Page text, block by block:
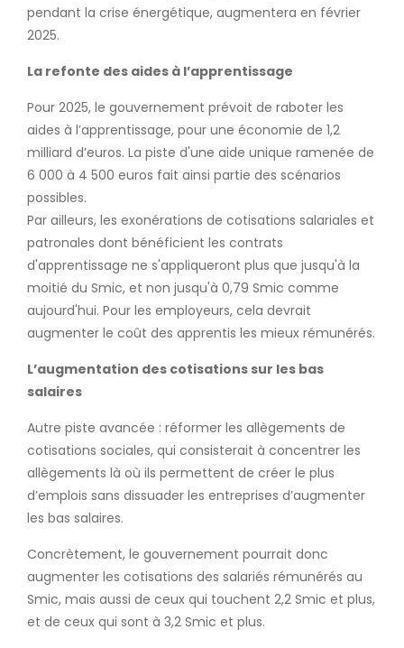
pendant la crise énergétique, augmentera en février
2025.
La refonte des aides à l’apprentissage
Pour 2025, le gouvernement prévoit de raboter les
aides à l’apprentissage, pour une économie de 1,2
milliard d’euros. La piste d'une aide unique ramenée de
6 000 à 4 500 euros fait ainsi partie des scénarios
possibles.
Par ailleurs, les exonérations de cotisations salariales et
patronales dont bénéficient les contrats
d'apprentissage ne s'appliqueront plus que jusqu'à la
moitié du Smic, et non jusqu'à 0,79 Smic comme
aujourd'hui. Pour les employeurs, cela devrait
augmenter le coût des apprentis les mieux rémunérés.
L’augmentation des cotisations sur les bas
salaires
Autre piste avancée : réformer les allègements de
cotisations sociales, qui consisterait à concentrer les
allègements là où ils permettent de créer le plus
d’emplois sans dissuader les entreprises d’augmenter
les bas salaires.
Concrètement, le gouvernement pourrait donc
augmenter les cotisations des salariés rémunérés au
Smic, mais aussi de ceux qui touchent 2,2 Smic et plus,
et de ceux qui sont à 3,2 Smic et plus.